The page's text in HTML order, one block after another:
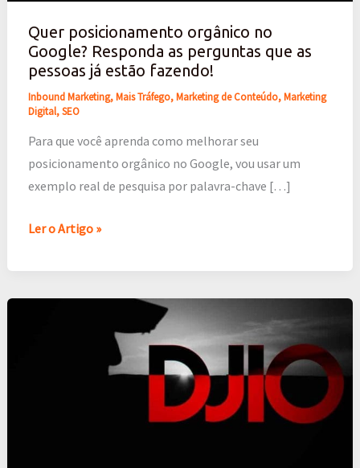
Quer posicionamento orgânico no
Google? Responda as perguntas que as
pessoas já estão fazendo!
Inbound Marketing,Mais Tráfego,Marketing de Conteúdo,Marketing
Digital,SEO
Para que você aprenda como melhorar seu
posicionamento orgânico no Google, vou usar um
exemplo real de pesquisa por palavra-chave […]
as
pessoas
estão
Ler o Artigo »